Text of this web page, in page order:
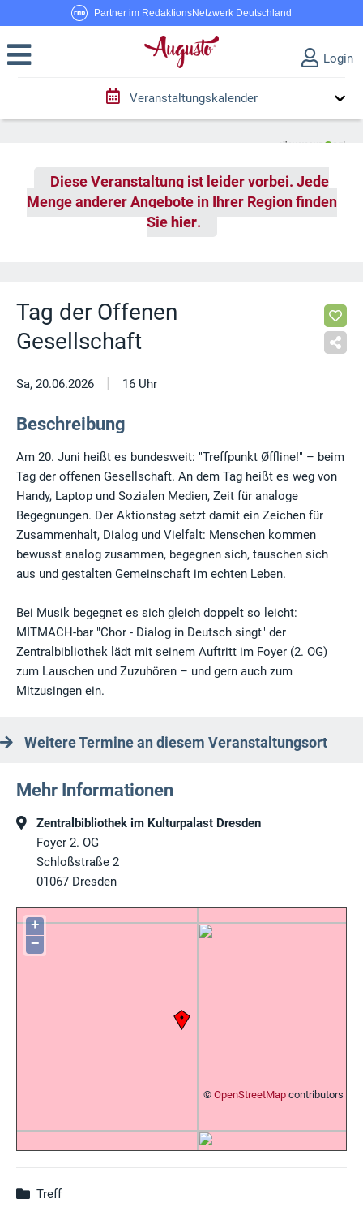
Partner im RedaktionsNetzwerk Deutschland
Login
Veranstaltungskalender
Diese Veranstaltung ist leider vorbei. Jede
Menge anderer Angebote in Ihrer Region finden
Sie hier.
Tag der Offenen
Gesellschaft
Sa, 20.06.2026 | 16 Uhr
Beschreibung
Am 20. Juni heißt es bundesweit: "Treffpunkt Øffline!" – beim
Tag der offenen Gesellschaft. An dem Tag heißt es weg von
Handy, Laptop und Sozialen Medien, Zeit für analoge
Begegnungen. Der Aktionstag setzt damit ein Zeichen für
Zusammenhalt, Dialog und Vielfalt: Menschen kommen
bewusst analog zusammen, begegnen sich, tauschen sich
aus und gestalten Gemeinschaft im echten Leben.
Bei Musik begegnet es sich gleich doppelt so leicht:
MITMACH-bar "Chor - Dialog in Deutsch singt" der
Zentralbibliothek lädt mit seinem Auftritt im Foyer (2. OG)
zum Lauschen und Zuzuhören – und gern auch zum
Mitzusingen ein.
Weitere Termine an diesem Veranstaltungsort
Mehr Informationen
Zentralbibliothek im Kulturpalast Dresden
Foyer 2. OG
Schloßstraße 2
01067 Dresden
+
−
© OpenStreetMap contributors
Treff